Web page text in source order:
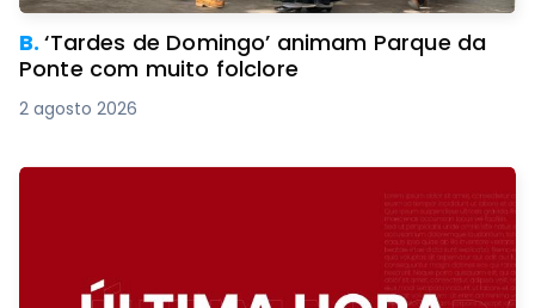
B.‘Tardes de Domingo’ animam Parque da
Ponte com muito folclore
2 agosto 2026